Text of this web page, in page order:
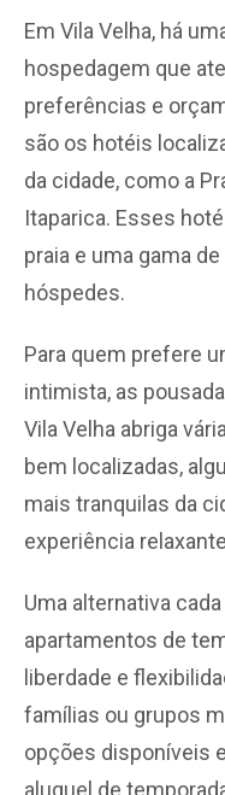
Em Vila Velha, há
hospedagem que
preferências e
são os hotéis
da cidade, como a
Itaparica. Esses
praia e uma gama
hóspedes.
Para quem prefere
intimista, as
Vila Velha abriga
bem localizadas,
mais tranquilas da
experiência
Uma alternativa
apartamentos de
liberdade e
famílias ou grupos
opções disponíveis
aluguel de